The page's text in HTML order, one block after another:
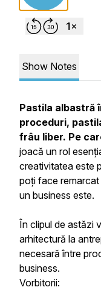
Show Notes
Pastila albastră
proceduri,
frâu liber. Pe
joacă un rol
creativitatea este
poți face remarcat
un business este.
În clipul de astăzi
arhitectură la
necesară între
business.
Vorbitorii: